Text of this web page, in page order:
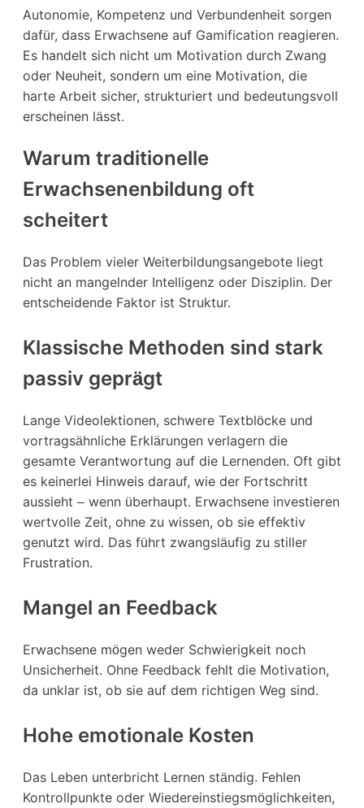
Autonomie, Kompetenz und Verbundenheit sorgen
dafür, dass Erwachsene auf Gamification reagieren.
Es handelt sich nicht um Motivation durch Zwang
oder Neuheit, sondern um eine Motivation, die
harte Arbeit sicher, strukturiert und bedeutungsvoll
erscheinen lässt.
Warum traditionelle
Erwachsenenbildung oft
scheitert
Das Problem vieler Weiterbildungsangebote liegt
nicht an mangelnder Intelligenz oder Disziplin. Der
entscheidende Faktor ist Struktur.
Klassische Methoden sind stark
passiv geprägt
Lange Videolektionen, schwere Textblöcke und
vortragsähnliche Erklärungen verlagern die
gesamte Verantwortung auf die Lernenden. Oft gibt
es keinerlei Hinweis darauf, wie der Fortschritt
aussieht – wenn überhaupt. Erwachsene investieren
wertvolle Zeit, ohne zu wissen, ob sie effektiv
genutzt wird. Das führt zwangsläufig zu stiller
Frustration.
Mangel an Feedback
Erwachsene mögen weder Schwierigkeit noch
Unsicherheit. Ohne Feedback fehlt die Motivation,
da unklar ist, ob sie auf dem richtigen Weg sind.
Hohe emotionale Kosten
Das Leben unterbricht Lernen ständig. Fehlen
Kontrollpunkte oder Wiedereinstiegsmöglichkeiten,